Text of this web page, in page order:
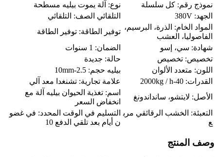
نموذج رقم: كل سلسلة
نوع: آلة يموت بيليه مسطحة
الجهد: 380V
التلقائي الصف: التلقائي
المواد الخام: الذرة، البرسيم،
الفاصوليا، العشب
توفير الطاقة: توفير الطاقة
شهادة: سي، إسو
الضمان: 1 سنوات
تخصيص: تخصيص
حالة: جديدة
اللون: متعدد الألوان
بيليه حجم: 2.5-10mm
القدرات: 40-2000kg / h
علامة تجارية: تشنغدا معد آلي
الأصل: لايتشو، سانداندونغ
اسم: تغذية الحيوان بيليه آلة مع
انخفاض السعر
التعبئة: الخشب الرقائقي مرب
ع
التسليم في الوقت المحدد: في غضو
ن أيام بعد تلقي الدفع 10
وصف المنتج